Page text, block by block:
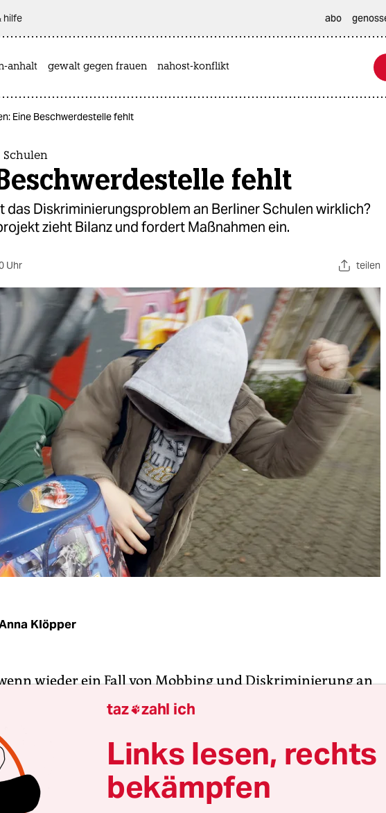
hilfe abo
anhalt gewalt gegen frauen nahost-konflikt
Eine Beschwerdestelle fehlt
fehlt
das Diskriminierungsproblem an Berliner Schulen wirklich?
zieht Bilanz und fordert Maßnahmen ein.
Uhr teilen
Klöpper
wieder ein Fall von Mobbing und Diskriminierung an
bekannt wird, werden zwei Fragen besonders ratlos
greifen die vielen Hilfsangebote, die es für Berlins
gibt, nicht so, wie sie sollen? Und wie groß ist das
die unab­hängigeAnlaufstelle
taz zahl ich
Links lesen, rechts
bekämpfen